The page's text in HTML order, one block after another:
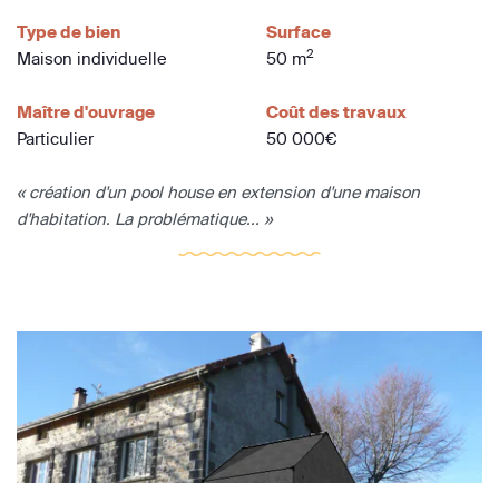
Type de bien
Maison individuelle
Surface
50 m2
Maître d'ouvrage
Particulier
Coût des travaux
50 000€
« création d'un pool house en extension d'une maison
d'habitation. La problématique... »